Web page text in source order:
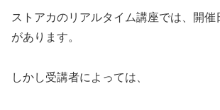
ストアカのリアルタイム講座では、開
があります。
しかし受講者によっては、